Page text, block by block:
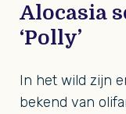
Alocasia
‘Polly’
In het wild zijn
bekend van